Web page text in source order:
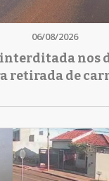
06/08/2026
interditada nos
retirada de